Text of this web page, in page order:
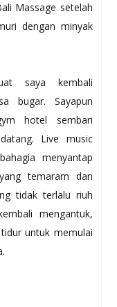
Massage setelah
dengan minyak
saya kembali
bugar. Sayapun
hotel sembari
Live music
menyantap
temaram dan
tidak terlalu riuh
mengantuk,
untuk memulai